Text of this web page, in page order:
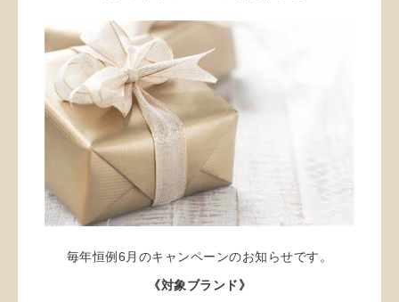
毎年恒例6月のキャンペーンのお知らせです。
《対象ブランド》